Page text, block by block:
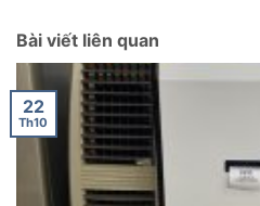
Bài viết liên quan
22
Th10